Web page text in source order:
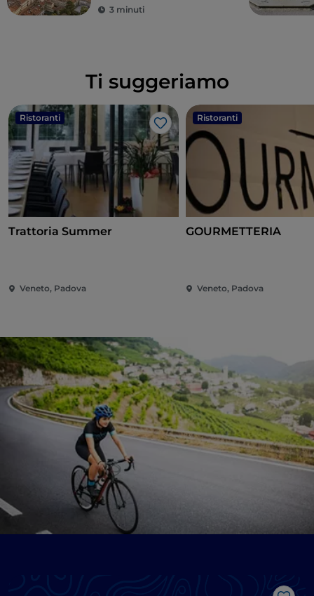
3 minuti
Ti suggeriamo
Ristoranti
Like
Trattoria Summer
Veneto, Padova
Ristoranti
GOURMETTERIA
Veneto, Padova